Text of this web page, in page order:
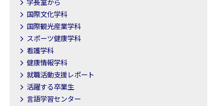
学長室から
国際文化学科
国際観光産業学科
スポーツ健康学科
看護学科
健康情報学科
就職活動支援レポート
活躍する卒業生
言語学習センター